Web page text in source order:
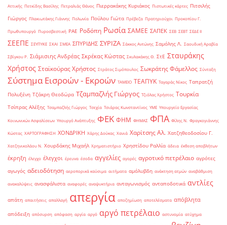
Αττικής Πετκίδης Βασίλης Πετραλιάς Θάνος Πιερρακάκης Κυριάκος Πιστωτικές κάρτες Πιτσιλής
Γιώργος Πλακιωτάκης Γιάννης Πολωνία Πούλου Γιώτα Πρέβεζα Πρατηριούχοι Προκοπίου Γ.
Πρωθυπουργό Πυροσβεστική ΡΑΕ Ροδόπη Ρωσία ΣΑΜΕΕ ΣΑΠΕΚ ΣΕΒ ΣΕΒΤ ΣΕΔΕ ΙΙ
ΣΕΕΠΕ ΣΕΥΠΥΚΕ ΣΚΑΙ ΣΜΕΑ ΣΠΥΡΙΔΗΣ ΣΥΡΙΖΑ Σάκκος Αντώνης Σαμόλης Λ. Σαουδική Αραβία
Σβίγκου Ρ. Σιάμισιης Ανδρέας Σκρέκας Κώστας Σκυλακάκης Θ. ΣτΕ Σταυράκης
Χρήστος Σταϊκούρας Χρήστος Στράτος Σιμόπουλος Σωκράτης Φάμελλος Σύνταξη
Σύστημα Εισροών - Εκροών ΤΑΜΕΙΟ ΤΕΑΠΥΚ Ταγαράς Νίκος Ταπρατζή
Πολυξένη Τζάκρη Θεοδώρα Τζαμπαζλής Γιώργος Τζιόλας Χρήστος Τουρκία
Τσίπρας Αλέξης Τσαμπαζλής Γιώργος Τσεχία Τσιάρας Κωνσταντίνος ΥΜΕ Υπουργείο Εργασίας
Κοινωνικών Ασφαλίσεων Υπουργό Ανάπτυξης ΦΕΚ ΦΗΜ ΦΗΜΑΣ ΦΠΑ Φίλης Ν. Φραγκογιάννης
Κώστας ΧΑΡΤΟΓΡΑΦΗΣΗ ΧΟΝΔΡΙΚΗ Χάρης Δούκας Χανιά Χαρίτσης Αλ. Χατζηθεοδοσίου Γ.
Χατζηνικολάου Ν. Χουρδάκης Μιχαήλ Χρηματιστήριο Χρηστίδου Ραλλία άδεια έκθεση αποβλήτων
έκρηξη έλεγχο έλεγχοι έρευνα έσοδα αγγελίες αγορές αγροτικό πετρέλαιο αγρότες
αγωγός αδειοδότηση αεροπορικά καύσιμα αιτήματα αμόλυβδη ανάκτηση ατμών αναβάθμιση
ανακαλύψεις ανασφάλιστα αναφορές αναψυκτήρια ανταγωνισμός ανταποδοτικά αντλίες
απάτη απαιτήσεις απαλλαγή απεργία αποζημίωση αποτελέσματα απόβλητα
απόδειξη απόσυρση απόφαση αργία αργό αργό πετρέλαιο αστυνομία ατύχημα